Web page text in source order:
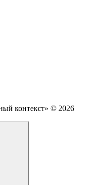
контекст» © 2026